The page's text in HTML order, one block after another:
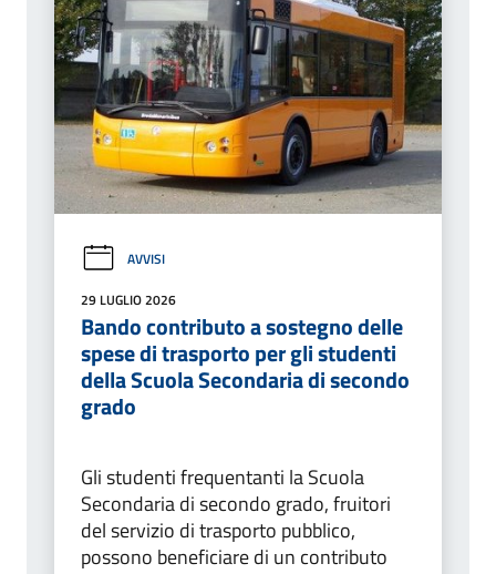
AVVISI
29 LUGLIO 2026
Bando contributo a sostegno delle
spese di trasporto per gli studenti
della Scuola Secondaria di secondo
grado
Gli studenti frequentanti la Scuola
Secondaria di secondo grado, fruitori
del servizio di trasporto pubblico,
possono beneficiare di un contributo